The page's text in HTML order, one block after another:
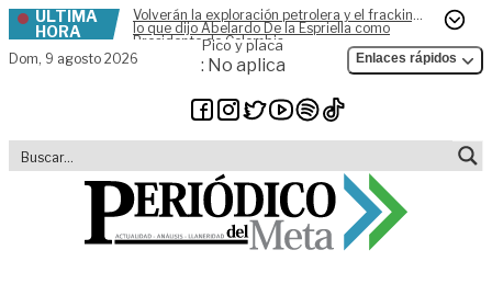
Skip to content
ÚLTIMA
HORA
Volverán la exploración petrolera y el fracking,
lo que dijo Abelardo De la Espriella como
Presidente de Colombia
Dom, 9 agosto 2026
Pico y placa
: No aplica Enlaces rápidos